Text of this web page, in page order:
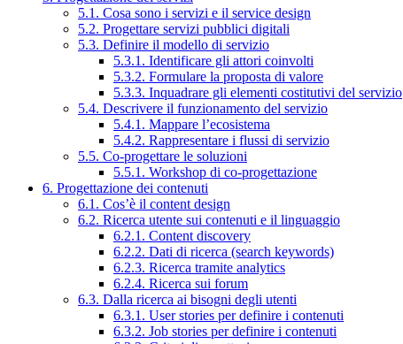
5.1. Cosa sono i servizi e il service design
5.2. Progettare servizi pubblici digitali
5.3. Definire il modello di servizio
5.3.1. Identificare gli attori coinvolti
5.3.2. Formulare la proposta di valore
5.3.3. Inquadrare gli elementi costitutivi del servizio
5.4. Descrivere il funzionamento del servizio
5.4.1. Mappare l’ecosistema
5.4.2. Rappresentare i flussi di servizio
5.5. Co-progettare le soluzioni
5.5.1. Workshop di co-progettazione
6. Progettazione dei contenuti
6.1. Cos’è il content design
6.2. Ricerca utente sui contenuti e il linguaggio
6.2.1. Content discovery
6.2.2. Dati di ricerca (search keywords)
6.2.3. Ricerca tramite analytics
6.2.4. Ricerca sui forum
6.3. Dalla ricerca ai bisogni degli utenti
6.3.1. User stories per definire i contenuti
6.3.2. Job stories per definire i contenuti